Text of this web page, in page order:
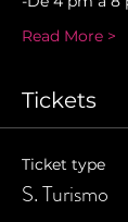
Read More >
Tickets
Ticket type
S. Turismo